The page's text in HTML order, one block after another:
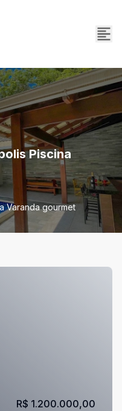
Piscina
Varanda gourmet
R$ 1.200.000,00